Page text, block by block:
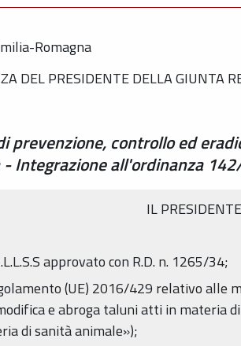
Romagna
DEL PRESIDENTE DELLA GIUNTA
prevenzione, controllo ed
- Integrazione all'ordinanza
IL
approvato con R.D. n. 1265/34;
(UE) 2016/429 relativo alle
e abroga taluni atti in materia
di sanità animale»);